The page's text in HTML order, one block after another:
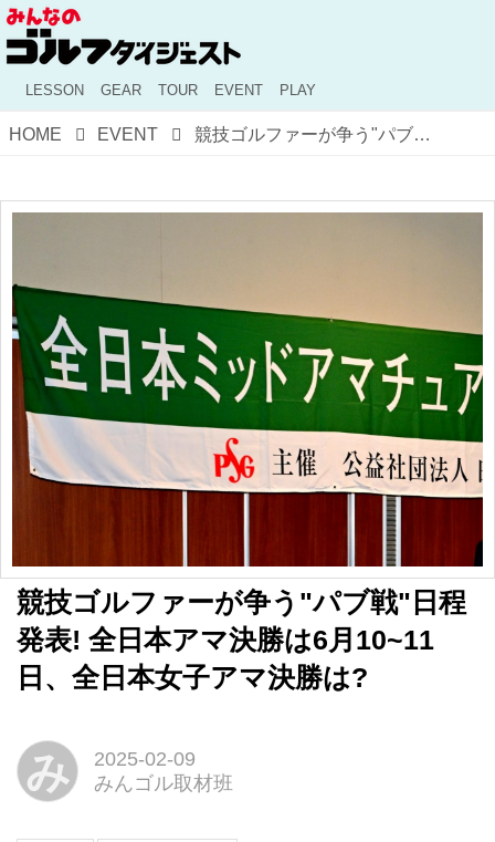
LESSON GEAR TOUR EVENT PLAY
HOME EVENT 競技ゴルファーが争う"パブ戦"日程発表! 全日本アマ決勝は6月10~11日、全日本女子アマ決勝は?
競技ゴルファーが争う"パブ戦"日程
発表! 全日本アマ決勝は6月10~11
日、全日本女子アマ決勝は?
み
2025-02-09
みんゴル取材班